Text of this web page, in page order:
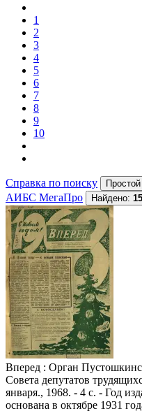
1
2
3
4
5
6
7
8
9
10
Справка по поиску
АИБС МегаПро
Найдено:
Вперед : Орган
Совета депутатов
января., 1968. - 4 с. - Год
основана в октябре 1931